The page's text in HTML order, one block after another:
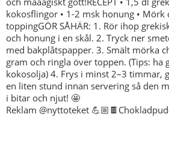
Reklam @nyttoteket